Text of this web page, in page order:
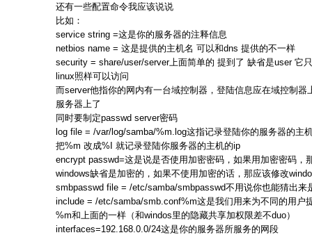
还有一些配置命令我应该说说
比如：
service string =这是你的服务器的注释信息
netbios name = 这是提供的主机名 可以和dns 提供的不一样
security = share/user/server上面简单的 提到了 缺省是user 它
linux照样可以访问
而server他指你的网内有一台域控制器，登陆信息应在域控制
服务器上了
同时要制定passwd server密码
log file = /var/log/samba/%m.log这指记录登陆你的服务器的主
把%m 改成%I 就记录登陆你服务器的主机的ip
encrypt passwd=这是说是否使用加密密码，如果用加密密码，
windows缺省是加密的，如果不使用加密的话，那应该修改
smbpasswd file = /etc/samba/smbpasswd不用说你也能猜出来
include = /etc/samba/smb.conf%m这是我们用来为不同的用户
%m和上面的一样（和windos里的隐藏共享加权限差不duo）
interfaces=192.168.0.0/24这是你的服务器所服务的网段